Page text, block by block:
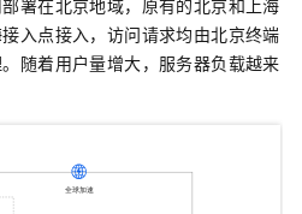
署在北京地域，原有的北京和上海
入点接入，访问请求均由北京终端
随着用户量增大，服务器负载越来